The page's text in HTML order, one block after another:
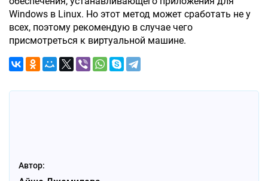
Windows в Linux. Но этот метод может сработать не у
всех, поэтому рекомендую в случае чего
присмотреться к виртуальной машине.
Автор: